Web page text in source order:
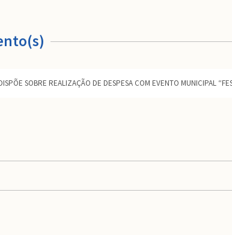
SOBRE REALIZAÇÃO DE DESPESA COM EVENTO MUNICIPAL